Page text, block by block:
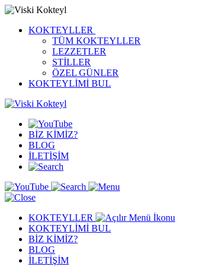
KOKTEYLLER
TÜM KOKTEYLLER
LEZZETLER
STİLLER
ÖZEL GÜNLER
KOKTEYLİMİ BUL
BİZ KİMİZ?
BLOG
İLETİŞİM
KOKTEYLLER
KOKTEYLİMİ BUL
BİZ KİMİZ?
BLOG
İLETİŞİM